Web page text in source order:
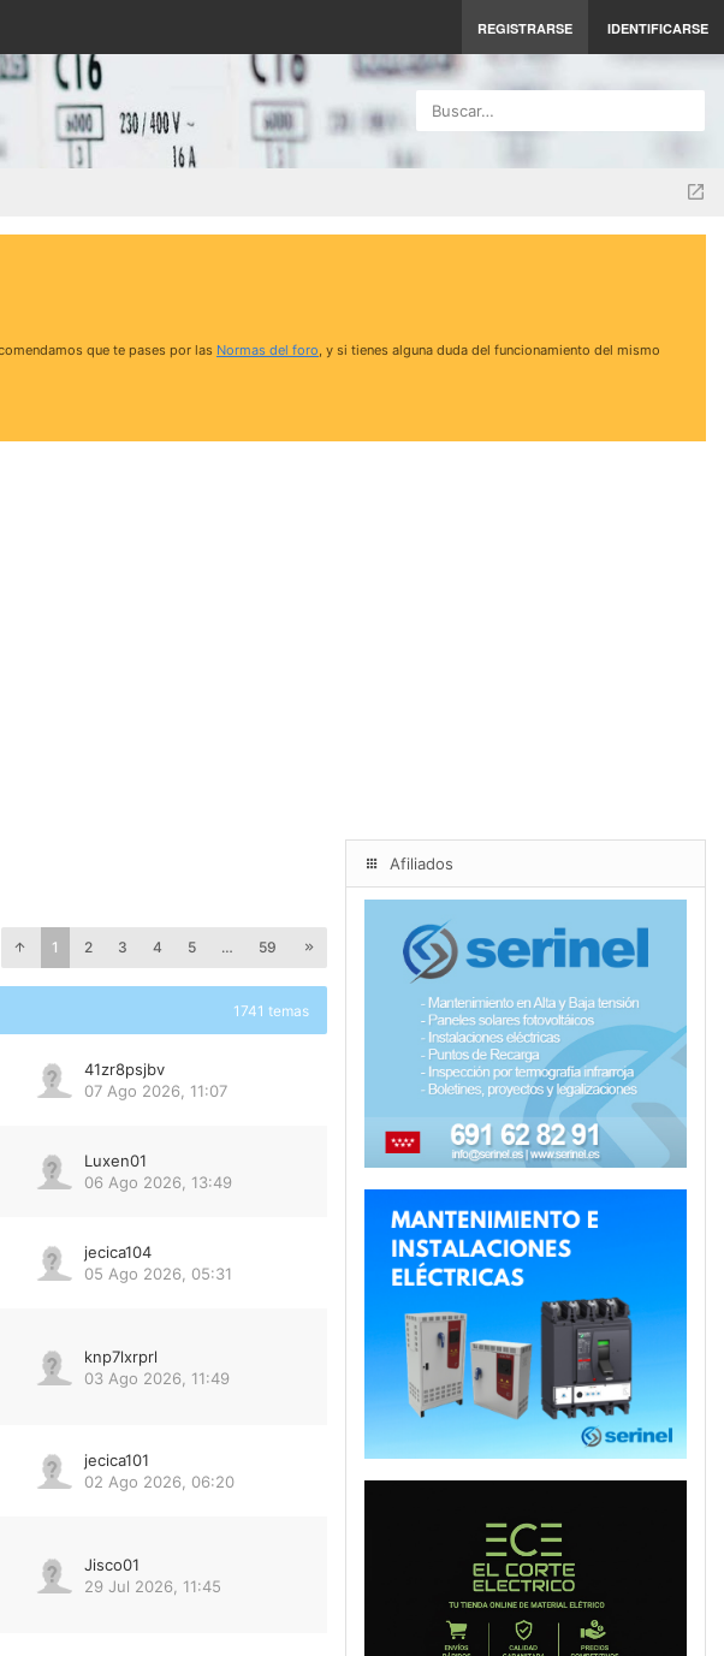
REGISTRARSE IDENTIFICARSE
Buscar…
que te pases por las Normas del foro, y si tienes alguna duda del funcionamiento del mismo
1 2 3 4 5 … 59
1741 temas
41zr8psjbv
07 Ago 2026, 11:07
Luxen01
06 Ago 2026, 13:49
jecica104
05 Ago 2026, 05:31
knp7lxrprl
03 Ago 2026, 11:49
jecica101
02 Ago 2026, 06:20
Jisco01
29 Jul 2026, 11:45
Afiliados